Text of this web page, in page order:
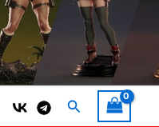
Поиск